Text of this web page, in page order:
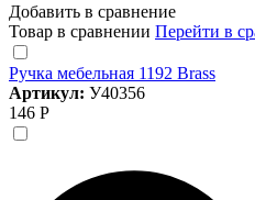
Добавить в сравнение
Товар в сравнении Перейти в
Ручка мебельная 1192 Brass
Артикул: У40356
146 Р